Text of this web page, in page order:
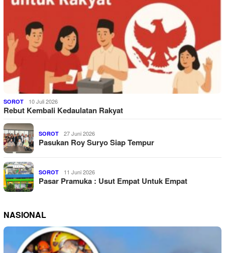
SOROT 10 Juli 2026
Rebut Kembali Kedaulatan Rakyat
SOROT 27 Juni 2026
Pasukan Roy Suryo Siap Tempur
SOROT 11 Juni 2026
Pasar Pramuka : Usut Empat Untuk Empat
NASIONAL